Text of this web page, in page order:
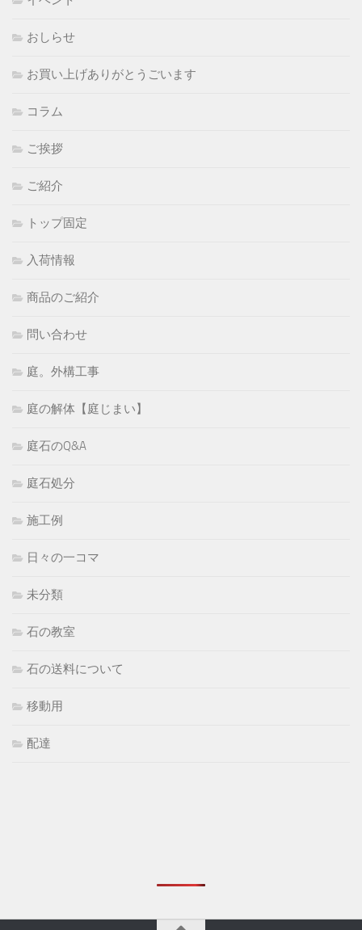
おしらせ
お買い上げありがとうごいます
コラム
ご挨拶
ご紹介
トップ固定
入荷情報
商品のご紹介
問い合わせ
庭。外構工事
庭の解体【庭じまい】
庭石のQ&A
庭石処分
施工例
日々の一コマ
未分類
石の教室
石の送料について
移動用
配達